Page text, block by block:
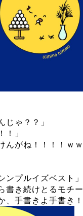
じゃ？？」
！」
んがね！！！！ｗ
ンプルイズベスト」
書き続けとるモチ
、手書きよ手書き